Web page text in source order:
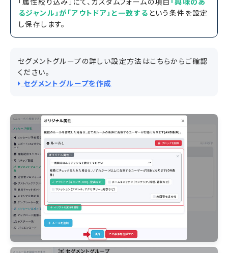
るジャンル」が「アウトドア」と一致する という条件を設定
し保存します。
セグメントグループの詳しい設定方法はこちらからご確認
ください。
セグメントグループを作成